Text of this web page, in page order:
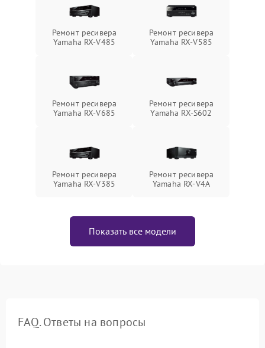
Ремонт ресивера
Yamaha RX-V485
Ремонт ресивера
Yamaha RX-V585
Ремонт ресивера
Yamaha RX-V685
Ремонт ресивера
Yamaha RX-S602
Ремонт ресивера
Yamaha RX-V385
Ремонт ресивера
Yamaha RX-V4A
Показать все модели
FAQ. Ответы на вопросы